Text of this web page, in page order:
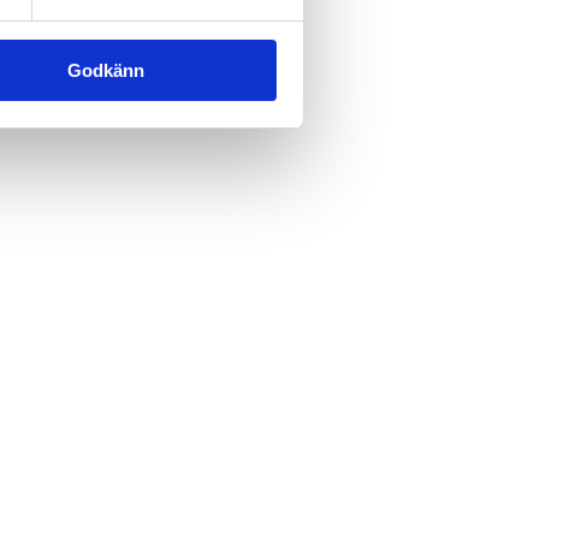
Godkänn